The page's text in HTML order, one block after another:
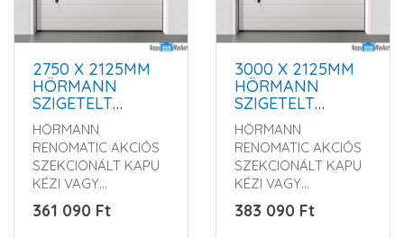
2750 X 2125MM
HÖRMANN
SZIGETELT
SZEKCIONÁLT
GARÁZSKAPU -
KÉZI VAGY
MOTOROS
MŰKÖDTETÉSSEL
HÖRMANN
RENOMATIC AKCIÓS
SZEKCIONÁLT KAPU
KÉZI VAGY
MOTOROS
KIVITELBEN Rendelés
361 090 Ft
3000 X 2125MM
HÖRMANN
SZIGETELT
SZEKCIONÁLT
GARÁZSKAPU -
KÉZI VAGY
MOTOROS
MŰKÖDTETÉSSEL
HÖRMANN
RENOMATIC AKCIÓS
SZEKCIONÁLT KAPU
KÉZI VAGY
MOTOROS
KIVITELBEN Rendelés
383 090 Ft